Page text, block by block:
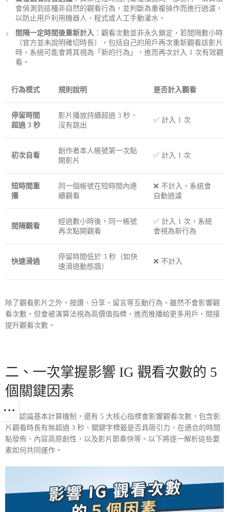
會偵測到這種非自然的觀看行為，並判斷為重複操作而進行過濾，
以防止用戶利用機器人、程式或人工手動灌水。
間隔一定時間後重新計入 ：觀看次數並非永久鎖定，若間隔數小時
（官方並未說明確切時長），包括自己的用戶再次重新觀看該影片
時，系統可能會將其視為「新的行為」，進而再次計入 1 次有效觀
看。
行為模式 規則說明 是否計入觀看
停留時間
超過 3 秒
影片播放持續超過 3 秒、
沒有跳出
✅ 計入 1 次
初次自看
創作者本人帳號第一次點
開影片
✅ 計入 1 次
短時間重
播
同一個帳號在短時間內連
續觀看
❌ 不計入，系統會
自動過濾
間隔觀看
經過數小時後，同一帳號
再次點開觀看
✅ 計入 1 次，系統
會視為新行為
快速滑過
停留時間低於 3 秒（如快
速滑過動態牆）
❌ 不計入
除了觀看影片之外，按讚、分享、留言等互動行為，雖然不會影響觀
看次數，但會被演算法視為高價值指標，進而推播給更多用戶，間接
提升觀看次數。
二、一次掌握影響 IG 觀看次數的 5
個關鍵因素
除了認識基本計算機制，還有 5 大核心指標會影響觀看次數，包含影
片觀看時長有無超過 3 秒、關鍵字標籤是否具吸引力、在適合的時間
點發佈、內容高原創性，以及影片節奏快等。以下將逐一解析這些要
素如何共同運作。